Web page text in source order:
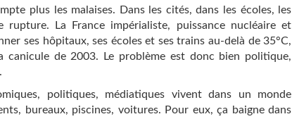
plus les malaises. Dans les cités, dans les écoles, les
La France impérialiste, puissance nucléaire et
ses hôpitaux, ses écoles et ses trains au-delà de 35°C,
canicule de 2003. Le problème est donc bien politique,
politiques, médiatiques vivent dans un monde
bureaux, piscines, voitures. Pour eux, ça baigne dans